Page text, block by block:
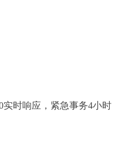
实时响应，紧急事务4小时